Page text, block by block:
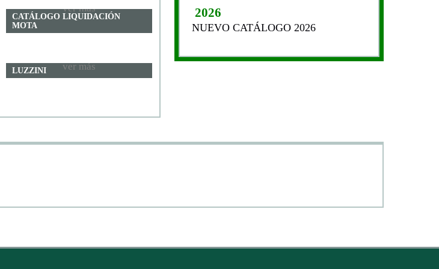
CATÁLOGO LIQUIDACIÓN
MOTA
ver más
LUZZINI ver más
2026
NUEVO CATÁLOGO 2026